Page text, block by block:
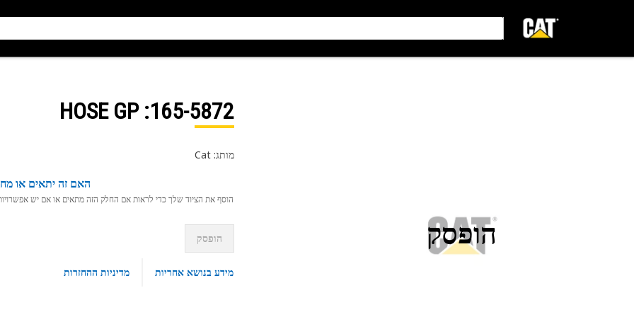
הופסק
165-5872
: HOSE GP
מותג: Cat
האם זה יתאים או
הוסף את הציוד שלך כדי לראות אם החלק הזה מתאים או אם יש אפשרויות
הופסק
מידע בנושא אחריות מדיניות ההחזרות